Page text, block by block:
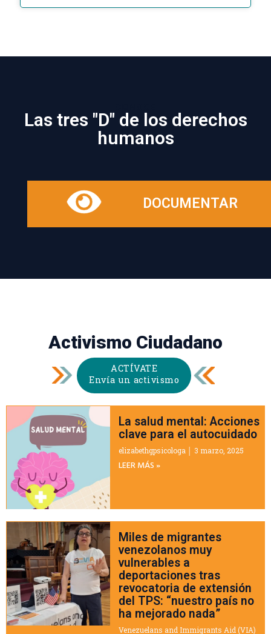
Las tres "D" de los derechos
humanos
DOCUMENTAR
Activismo Ciudadano
ACTÍVATE
Envía un activismo
La salud mental: Acciones
clave para el autocuidado
elizabethgpsicologa 3 marzo, 2025
LEER MÁS »
Miles de migrantes
venezolanos muy
vulnerables a
deportaciones tras
revocatoria de extensión
del TPS: “nuestro país no
ha mejorado nada”
Venezuelans and Immigrants Aid (VIA)